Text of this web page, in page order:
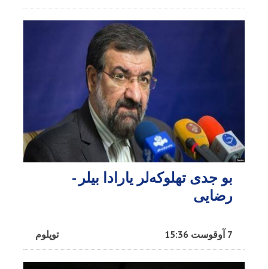
بو جدی تهلوکه‌لر یارادا بیلر -
رضایی
توپلوم 7 آوقوست 15:36